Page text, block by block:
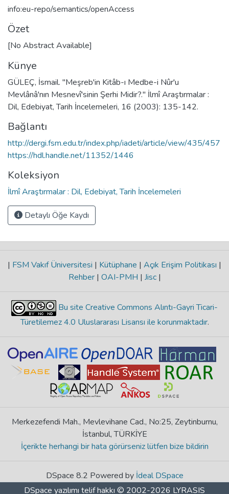
info:eu-repo/semantics/openAccess
Özet
[No Abstract Available]
Künye
GÜLEÇ, İsmail. "Meşreb'in Kitâb-ı Medbe-i Nûr'u
Mevlânâ'nın Mesnevî'sinin Şerhi Midir?." İlmî Araştırmalar :
Dil, Edebiyat, Tarih İncelemeleri, 16 (2003): 135-142.
Bağlantı
http://dergi.fsm.edu.tr/index.php/iadeti/article/view/435/457
https://hdl.handle.net/11352/1446
Koleksiyon
İlmî Araştırmalar : Dil, Edebiyat, Tarih İncelemeleri
Detaylı Öğe Kaydı
| FSM Vakıf Üniversitesi | Kütüphane | Açık Erişim Politikası |
Rehber | OAI-PMH | Jisc |
Bu site Creative Commons Alıntı-Gayri Ticari-
Türetilemez 4.0 Uluslararası Lisansı ile korunmaktadır.
Merkezefendi Mah., Mevlevihane Cad., No:25, Zeytinburnu,
İstanbul, TÜRKİYE
İçerikte herhangi bir hata görürseniz lütfen bize bildirin
DSpace 8.2 Powered by İdeal DSpace
DSpace yazılımı telif hakkı © 2002-2026 LYRASIS